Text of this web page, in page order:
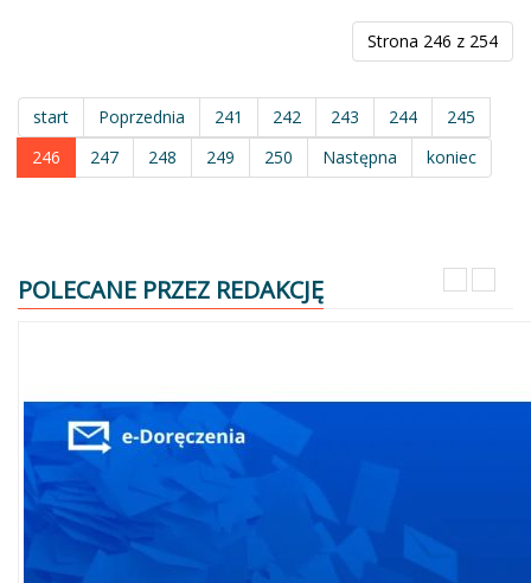
Strona 246 z 254
start Poprzednia 241 242 243 244
245
246
247 248 249 250 Następna koniec
POLECANE PRZEZ REDAKCJĘ